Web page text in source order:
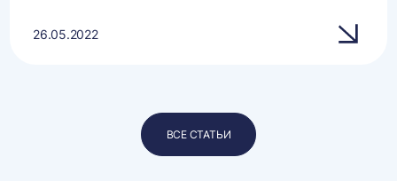
26.05.2022
ВСЕ СТАТЬИ